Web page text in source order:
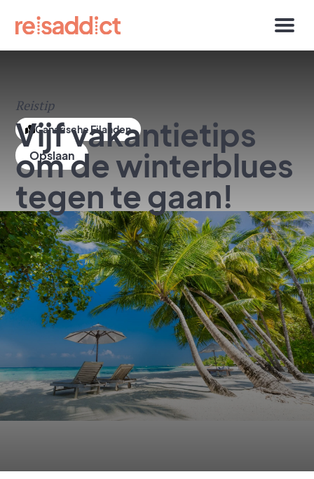
Canarische Eilanden
Reistip
Vijf vakantietips
om de winterblues
tegen te gaan!